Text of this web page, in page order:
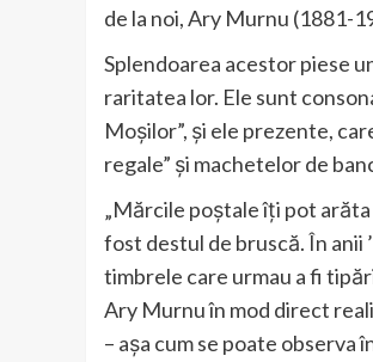
de la noi, Ary Murnu (1881-
Splendoarea acestor piese
raritatea lor. Ele sunt
Moșilor”, și ele prezente,
regale” și machetelor de
„Mărcile poștale îți pot arăta
fost destul de bruscă. În anii
timbrele care urmau a fi
Ary Murnu în mod direct
– așa cum se poate observa